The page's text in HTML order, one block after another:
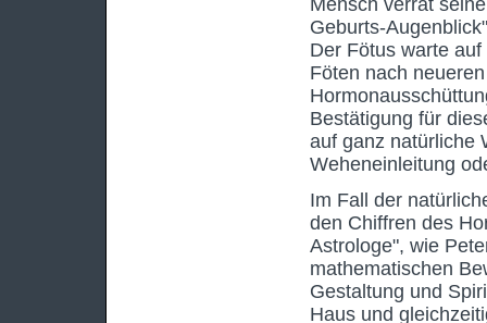
Mensch verrät
Geburts-
Der Fötus warte
Föten nach
Bestätigung für
auf ganz natürliche
Weheneinleitung
Im Fall der
den Chiffren des
Astrologe", wie
mathematischen
Gestaltung und
Haus und